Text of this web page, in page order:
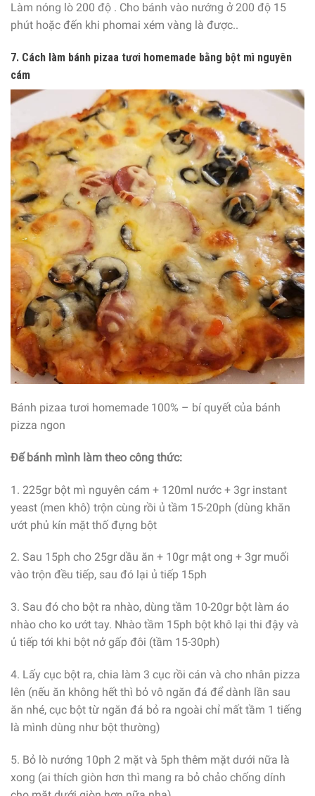
Làm nóng lò 200 độ . Cho bánh vào nướng ở 200 độ 15
phút hoặc đến khi phomai xém vàng là được..
7. Cách làm bánh pizaa tươi homemade bằng bột mì nguyên
cám
Bánh pizaa tươi homemade 100% – bí quyết của bánh
pizza ngon
Đế bánh mình làm theo công thức:
1. 225gr bột mì nguyên cám + 120ml nước + 3gr instant
yeast (men khô) trộn cùng rồi ủ tầm 15-20ph (dùng khăn
ướt phủ kín mặt thố đựng bột
2. Sau 15ph cho 25gr dầu ăn + 10gr mật ong + 3gr muối
vào trộn đều tiếp, sau đó lại ủ tiếp 15ph
3. Sau đó cho bột ra nhào, dùng tầm 10-20gr bột làm áo
nhào cho ko ướt tay. Nhào tầm 15ph bột khô lại thi đậy và
ủ tiếp tới khi bột nở gấp đôi (tầm 15-30ph)
4. Lấy cục bột ra, chia làm 3 cục rồi cán và cho nhân pizza
lên (nếu ăn không hết thì bỏ vô ngăn đá để dành lần sau
ăn nhé, cục bột từ ngăn đá bỏ ra ngoài chỉ mất tầm 1 tiếng
là mình dùng như bột thường)
5. Bỏ lò nướng 10ph 2 mặt và 5ph thêm mặt dưới nữa là
xong (ai thích giòn hơn thì mang ra bỏ chảo chống dính